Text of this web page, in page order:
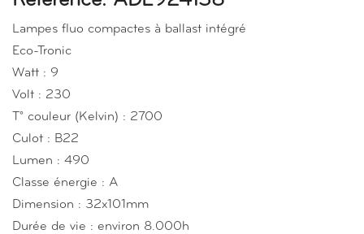
Lampes fluo compactes à ballast intégré
Eco-Tronic
Watt : 9
Volt : 230
T° couleur (Kelvin) : 2700
Culot : B22
Lumen : 490
Classe énergie : A
Dimension : 32x101mm
Durée de vie : environ 8.000h